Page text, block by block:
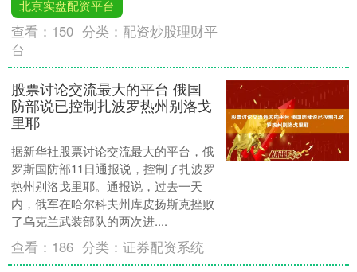
北京实盘配资平台
查看： 150 分类： 配资炒股理财平
台
股票讨论交流最大的平台 俄国
防部说已控制扎波罗热州别洛戈
里耶
据新华社股票讨论交流最大的平台，俄
罗斯国防部11日通报说，控制了扎波罗
热州别洛戈里耶。通报说，过去一天
内，俄军在哈尔科夫州库皮扬斯克挫败
了乌克兰武装部队的两次进....
查看： 186 分类：证券配资系统